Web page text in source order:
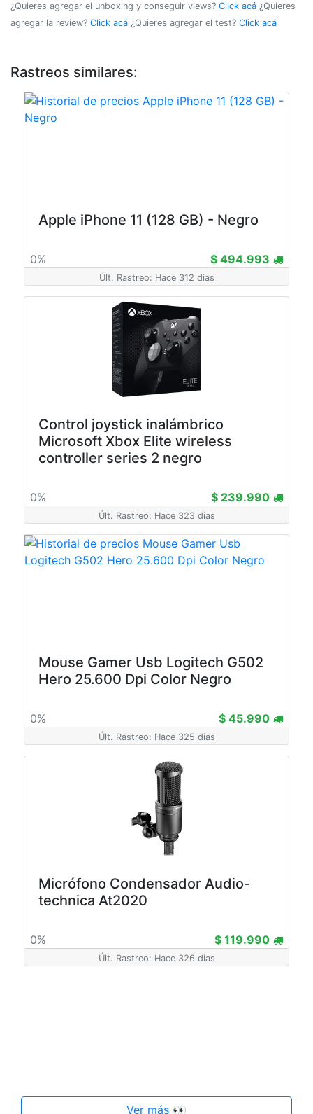
¿Quieres agregar el unboxing y conseguir views? Click acá ¿Quieres
agregar la review? Click acá ¿Quieres agregar el test? Click acá
Rastreos similares:
Apple iPhone 11 (128 GB) - Negro
0% $ 494.993
Últ. Rastreo: Hace 312 dias
Control joystick inalámbrico
Microsoft Xbox Elite wireless
controller series 2 negro
0% $ 239.990
Últ. Rastreo: Hace 323 dias
Mouse Gamer Usb Logitech G502
Hero 25.600 Dpi Color Negro
0% $ 45.990
Últ. Rastreo: Hace 325 dias
Micrófono Condensador Audio-
technica At2020
0% $ 119.990
Últ. Rastreo: Hace 326 dias
Ver más 👀